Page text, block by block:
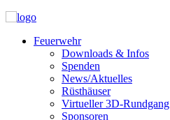
Feuerwehr
Downloads & Infos
Spenden
News/Aktuelles
Rüsthäuser
Virtueller 3D-Rundgang
Sponsoren